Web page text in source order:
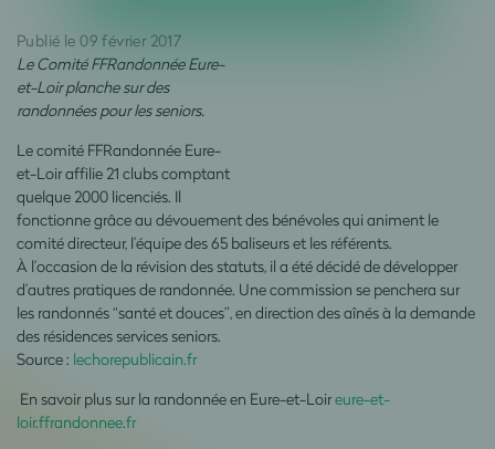
Publié le 09 février 2017
Le Comité FFRandonnée Eure-
et-Loir planche sur des
randonnées pour les seniors.
Le comité FFRandonnée Eure-
et-Loir affilie 21 clubs comptant
quelque 2000 licenciés. Il
fonctionne grâce au dévouement des bénévoles qui animent le
comité directeur, l’équipe des 65 baliseurs et les référents.
À l’occasion de la révision des statuts, il a été décidé de développer
d’autres pratiques de randonnée. Une commission se penchera sur
les randonnés “santé et douces”, en direction des aînés à la demande
des résidences services seniors.
Source : lechorepublicain.fr
En savoir plus sur la randonnée en Eure-et-Loireure-et-
loir.ffrandonnee.fr